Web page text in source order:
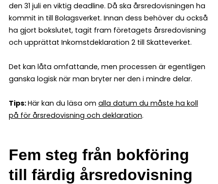
den 31 juli en viktig deadline. Då ska årsredovisningen ha
kommit in till Bolagsverket. Innan dess behöver du också
ha gjort bokslutet, tagit fram företagets årsredovisning
och upprättat Inkomstdeklaration 2 till Skatteverket.
Det kan låta omfattande, men processen är egentligen
ganska logisk när man bryter ner den i mindre delar.
Tips:Här kan du läsa om alla datum du måste ha koll
på för årsredovisning och deklaration.
Fem steg från bokföring
till färdig årsredovisning